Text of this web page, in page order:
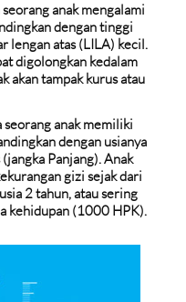
anak mengalami
dengan tinggi
lengan atas (LILA) kecil.
digolongkan kedalam
akan tampak kurus atau
anak memiliki
dengan usianya
Panjang). Anak
gizi sejak dari
2 tahun, atau sering
kehidupan (1000 HPK).